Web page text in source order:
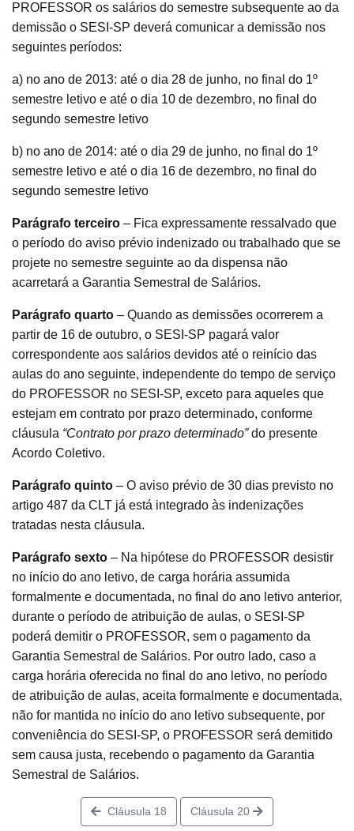
PROFESSOR os salários do semestre subsequente ao da
demissão o SESI-SP deverá comunicar a demissão nos
seguintes períodos:
a) no ano de 2013: até o dia 28 de junho, no final do 1º
semestre letivo e até o dia 10 de dezembro, no final do
segundo semestre letivo
b) no ano de 2014: até o dia 29 de junho, no final do 1º
semestre letivo e até o dia 16 de dezembro, no final do
segundo semestre letivo
Parágrafo terceiro – Fica expressamente ressalvado que
o período do aviso prévio indenizado ou trabalhado que se
projete no semestre seguinte ao da dispensa não
acarretará a Garantia Semestral de Salários.
Parágrafo quarto – Quando as demissões ocorrerem a
partir de 16 de outubro, o SESI-SP pagará valor
correspondente aos salários devidos até o reinício das
aulas do ano seguinte, independente do tempo de serviço
do PROFESSOR no SESI-SP, exceto para aqueles que
estejam em contrato por prazo determinado, conforme
cláusula “Contrato por prazo determinado”do presente
Acordo Coletivo.
Parágrafo quinto – O aviso prévio de 30 dias previsto no
artigo 487 da CLT já está integrado às indenizações
tratadas nesta cláusula.
Parágrafo sexto – Na hipótese do PROFESSOR desistir
no início do ano letivo, de carga horária assumida
formalmente e documentada, no final do ano letivo anterior,
durante o período de atribuição de aulas, o SESI-SP
poderá demitir o PROFESSOR, sem o pagamento da
Garantia Semestral de Salários. Por outro lado, caso a
carga horária oferecida no final do ano letivo, no período
de atribuição de aulas, aceita formalmente e documentada,
não for mantida no início do ano letivo subsequente, por
conveniência do SESI-SP, o PROFESSOR será demitido
sem causa justa, recebendo o pagamento da Garantia
Semestral de Salários.
Cláusula 18 Cláusula 20